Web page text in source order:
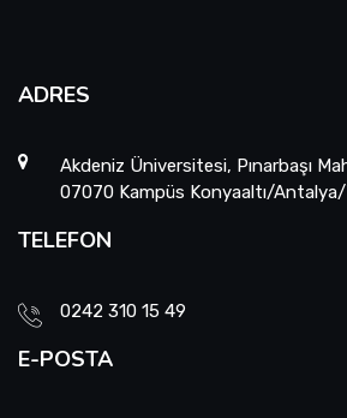
ADRES
Akdeniz Üniversitesi, Pınarbaşı
07070 Kampüs Konyaaltı/Antalya/
TELEFON
0242 310 15 49
E-POSTA